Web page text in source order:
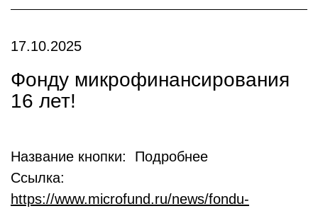
17.10.2025
Фонду микрофинансирования
16 лет!
Название кнопки: Подробнее
Ссылка:
https://www.microfund.ru/news/fondu-